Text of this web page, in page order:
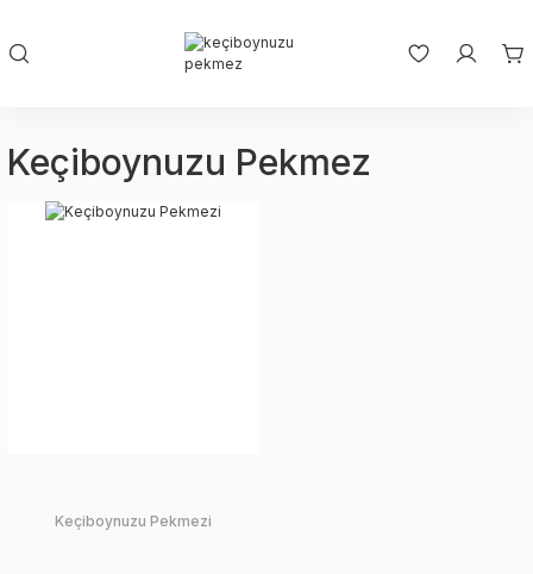
Keçiboynuzu Pekmez
Keçiboynuzu Pekmezi